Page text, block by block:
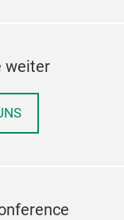
weiter